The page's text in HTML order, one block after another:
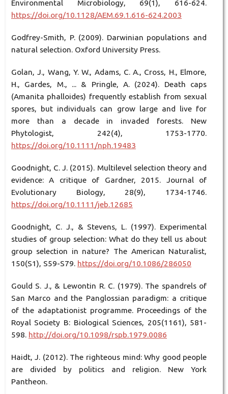
Environmental Microbiology, 69(1), 616-624.
https://doi.org/10.1128/AEM.69.1.616-624.2003
Godfrey-Smith, P. (2009). Darwinian populations and
natural selection. Oxford University Press.
Golan, J., Wang, Y. W., Adams, C. A., Cross, H., Elmore,
H., Gardes, M., ... & Pringle, A. (2024). Death caps
(Amanita phalloides) frequently establish from sexual
spores, but individuals can grow large and live for
more than a decade in invaded forests. New
Phytologist, 242(4), 1753-1770.
https://doi.org/10.1111/nph.19483
Goodnight, C. J. (2015). Multilevel selection theory and
evidence: A critique of Gardner, 2015. Journal of
Evolutionary Biology, 28(9), 1734-1746.
https://doi.org/10.1111/jeb.12685
Goodnight, C. J., & Stevens, L. (1997). Experimental
studies of group selection: What do they tell us about
group selection in nature? The American Naturalist,
150(S1), S59-S79. https://doi.org/10.1086/286050
Gould S. J., & Lewontin R. C. (1979). The spandrels of
San Marco and the Panglossian paradigm: a critique
of the adaptationist programme. Proceedings of the
Royal Society B: Biological Sciences, 205(1161), 581-
598. http://doi.org/10.1098/rspb.1979.0086
Haidt, J. (2012). The righteous mind: Why good people
are divided by politics and religion. New York
Pantheon.